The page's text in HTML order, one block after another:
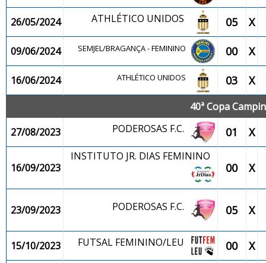
26/05/2024 ATHLÉTICO UNIDOS 05 X
09/06/2024 SEMJEL/BRAGANÇA - FEMININO 00 X
16/06/2024 ATHLÉTICO UNIDOS 03 X
40ª Copa
27/08/2023
PODEROSAS F.C. 01 X
16/09/2023
INSTITUTO JR. DIAS FEMININO
00 X
23/09/2023 PODEROSAS F.C. 05 X
15/10/2023 FUTSAL FEMININO/LEU 00 X